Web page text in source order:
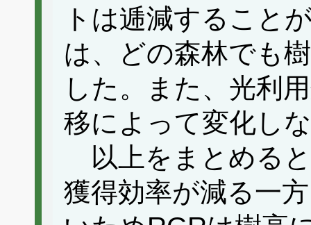
トは逓減すること
は、どの森林でも
した。また、光利
移によって変化し
以上をまとめる
獲得効率が減る一